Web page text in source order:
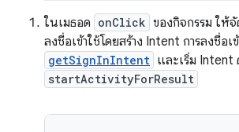
ในเมธอด onClick ของกิจกรรม ให้
ลงชื่อเข้าใช้โดยสร้าง Intent การลงชื่อเ
getSignInIntent และเริ่ม Intent
startActivityForResult